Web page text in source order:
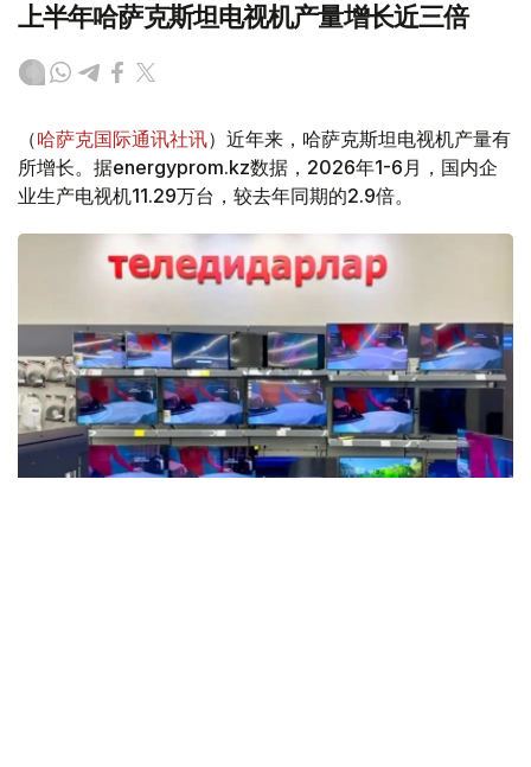
上半年哈萨克斯坦电视机产量增长近三倍
（哈萨克国际通讯社讯）近年来，哈萨克斯坦电视机产量有
所增长。据energyprom.kz数据，2026年1-6月，国内企
业生产电视机11.29万台，较去年同期的2.9倍。